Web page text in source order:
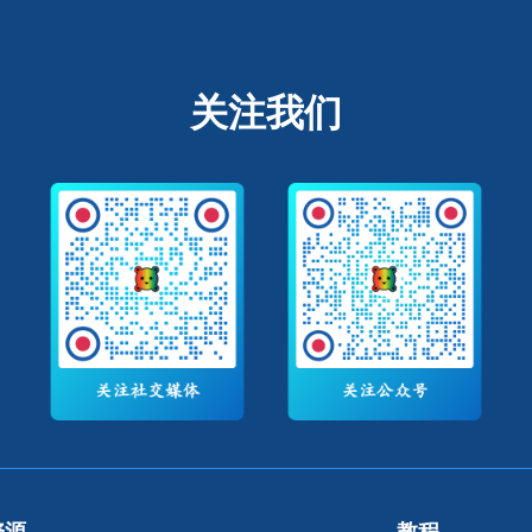
关注我们